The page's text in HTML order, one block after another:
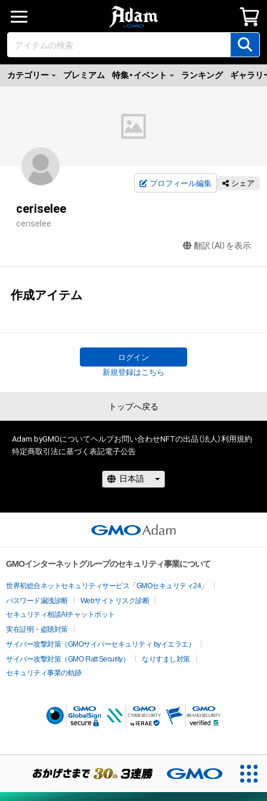
カテゴリー プレミアム 特集・イベント ランキング ギャラリ
プロフィール編集 シェア
ceriselee
ceriselee
翻訳（AI）を表示
作成アイテム
ログイン
新規登録はこちら
トップへ戻る
Adam byGMOについてヘルプお問い合わせNFTの出品（法人）利用規約
特定商取引法に基づく表記電子公告
GMOインターネットグループのセキュリティ事業について
世界初総合ネットセキュリティサービス「GMOセキュリティ24」
パスワード漏洩診断
Webサイトリスク診断
セキュリティ相談AIチャットボット
実在証明・盗聴対策
サイバー攻撃対策（GMOサイバーセキュリティ byイエラエ）
サイバー攻撃対策（GMO Flatt Security）
なりすまし対策
セキュリティ事業の軌跡